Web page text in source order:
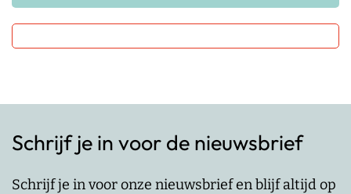
Schrijf je in voor de nieuwsbrief
Schrijf je in voor onze nieuwsbrief en blijf altijd op